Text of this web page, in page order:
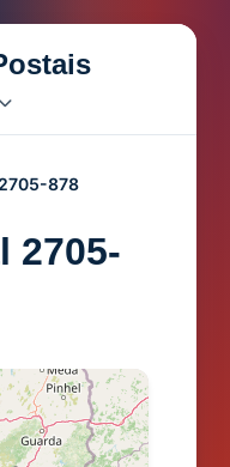
2705-878
2705-